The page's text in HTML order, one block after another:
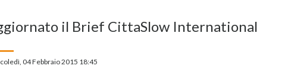
il Brief CittaSlow International
04 Febbraio 2015 18:45